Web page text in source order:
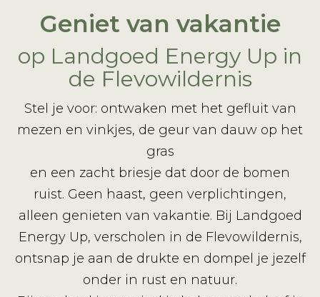
Geniet van vakantie
op Landgoed Energy Up in
de Flevowildernis
Stel je voor: ontwaken met het gefluit van
mezen en vinkjes, de geur van dauw op het
gras
en een zacht briesje dat door de bomen
ruist. Geen haast, geen verplichtingen,
alleen genieten van vakantie. Bij Landgoed
Energy Up, verscholen in de Flevowildernis,
ontsnap je aan de drukte en dompel je jezelf
onder in rust en natuur.